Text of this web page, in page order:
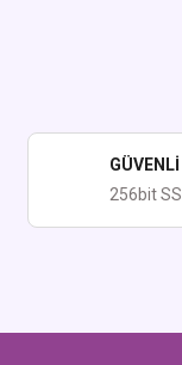
256bit